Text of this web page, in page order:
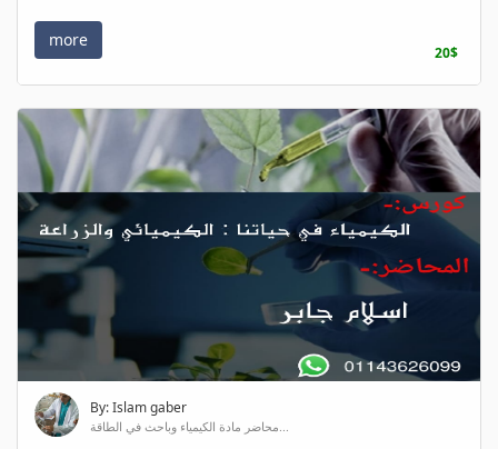
more
20$
By: Islam gaber
محاضر مادة الكيمياء وباحث في الطاقة...